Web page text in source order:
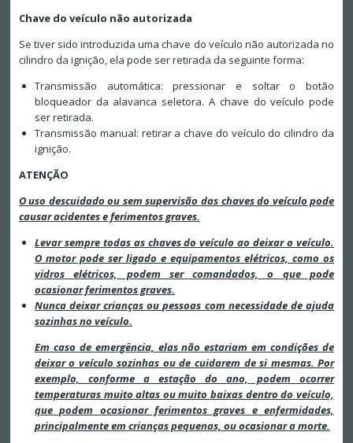
Chave do veículo não autorizada
Se tiver sido introduzida uma chave do veículo não autorizada no
cilindro da ignição, ela pode ser retirada da seguinte forma:
Transmissão automática: pressionar e soltar o botão
bloqueador da alavanca seletora. A chave do veículo pode
ser retirada.
Transmissão manual: retirar a chave do veículo do cilindro da
ignição.
ATENÇÃO
O uso descuidado ou sem supervisão das chaves do veículo pode
causar acidentes e ferimentos graves.
Levar sempre todas as chaves do veículo ao deixar o veículo.
O motor pode ser ligado e equipamentos elétricos, como os
vidros elétricos, podem ser comandados, o que pode
ocasionar ferimentos graves.
Nunca deixar crianças ou pessoas com necessidade de ajuda
sozinhas no veículo.
Em caso de emergência, elas não estariam em condições de
deixar o veículo sozinhas ou de cuidarem de si mesmas. Por
exemplo, conforme a estação do ano, podem ocorrer
temperaturas muito altas ou muito baixas dentro do veículo,
que podem ocasionar ferimentos graves e enfermidades,
principalmente em crianças pequenas, ou ocasionar a morte.